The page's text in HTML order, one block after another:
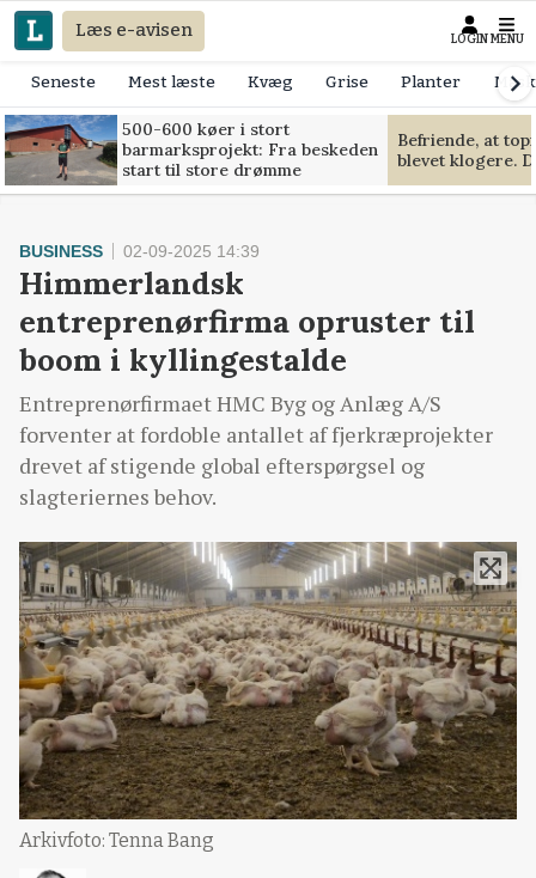
Læs e-avisen LOGIN MENU
Seneste Mest læste Kvæg Grise Planter
500-600 køer i stort
barmarksprojekt: Fra beskeden
start til store drømme
Befriende, at
blevet klogere.
BUSINESS 02-09-2025 14:39
Himmerlandsk
entreprenørfirma opruster til
boom i kyllingestalde
Entreprenørfirmaet HMC Byg og Anlæg A/S
forventer at fordoble antallet af fjerkræprojekter
drevet af stigende global efterspørgsel og
slagteriernes behov.
Arkivfoto: Tenna Bang